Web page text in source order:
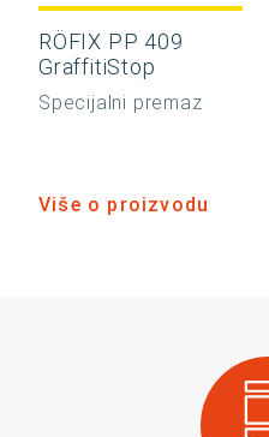
RÖFIX PP 409
GraffitiStop
Specijalni premaz
Više o proizvodu